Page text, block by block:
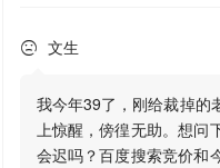
 文生
我今年39了，刚给裁掉的
上惊醒，傍徨无助。想问
会迟吗？百度搜索竞价和